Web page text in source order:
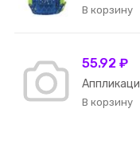
55.92 ₽